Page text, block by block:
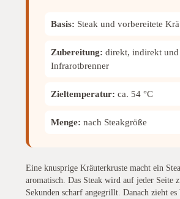
Basis: Steak und vorbereitete
Zubereitung: direkt, indirekt und
Infrarotbrenner
Zieltemperatur: ca. 54 °C
Menge: nach Steakgröße
Eine knusprige Kräuterkruste macht ein
aromatisch. Das Steak wird auf jeder Seite
Sekunden scharf angegrillt. Danach zieht